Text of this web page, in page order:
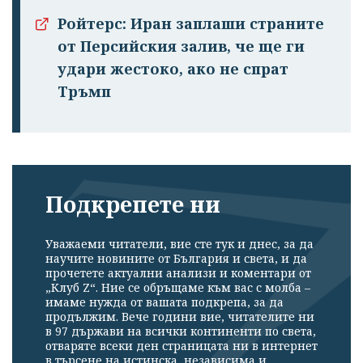
Ройтерс: Иран заплаши страните
от Персийския залив, че ще ги
удари жестоко, ако не спрат
Тръмп
Подкрепете ни
Уважаеми читатели, вие сте тук и днес, за да
научите новините от България и света, и да
прочетете актуални анализи и коментари от
„Клуб Z“. Ние се обръщаме към вас с молба –
имаме нужда от вашата подкрепа, за да
продължим. Вече години вие, читателите ни
в 97 държави на всички континенти по света,
отваряте всеки ден страницата ни в интернет